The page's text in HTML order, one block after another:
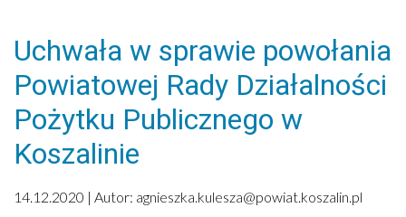
Uchwała w sprawie powołania
Powiatowej Rady Działalności
Pożytku Publicznego w
Koszalinie
14.12.2020 | Autor: agnieszka.kulesza@powiat.koszalin.pl
Świetlice wiejskie
Wydział Budownictwa
Władze Powiatu
Powiat
Starostwo
Biblioteczka powiatu